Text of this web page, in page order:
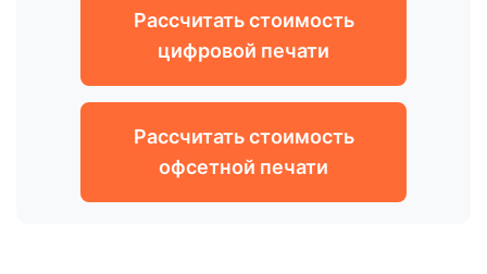
Рассчитать стоимость
цифровой печати
Рассчитать стоимость
офсетной печати